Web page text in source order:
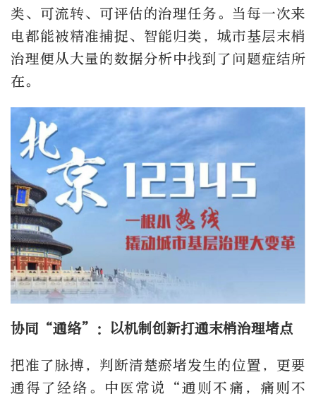
类、可流转、可评估的治理任务。当每一次来
电都能被精准捕捉、智能归类，城市基层末梢
治理便从大量的数据分析中找到了问题症结所
在。
协同“通络”：以机制创新打通末梢治理堵点
把准了脉搏，判断清楚瘀堵发生的位置，更要
通得了经络。中医常说“通则不痛，痛则不